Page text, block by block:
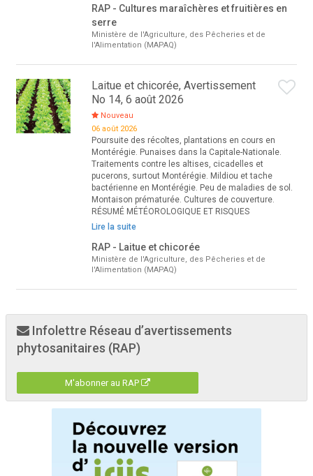
RAP - Cultures maraîchères et fruitières en
serre
Ministère de l'Agriculture, des Pêcheries et de
l'Alimentation (MAPAQ)
Laitue et chicorée, Avertissement
No 14, 6 août 2026
Nouveau
06 août 2026
Poursuite des récoltes, plantations en cours en
Montérégie. Punaises dans la Capitale-Nationale.
Traitements contre les altises, cicadelles et
pucerons, surtout Montérégie. Mildiou et tache
bactérienne en Montérégie. Peu de maladies de sol.
Montaison prématurée. Cultures de couverture.
RÉSUMÉ MÉTÉOROLOGIQUE ET RISQUES
Lire la suite
RAP - Laitue et chicorée
Ministère de l'Agriculture, des Pêcheries et de
l'Alimentation (MAPAQ)
Infolettre Réseau d’avertissements
phytosanitaires (RAP)
M'abonner au RAP